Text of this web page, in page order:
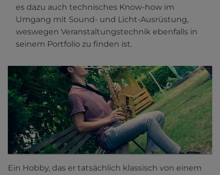
es dazu auch technisches Know-how im
Umgang mit Sound- und Licht-Ausrüstung,
weswegen Veranstaltungstechnik ebenfalls in
seinem Portfolio zu finden ist.
Ein Hobby, das er tatsächlich klassisch von einem